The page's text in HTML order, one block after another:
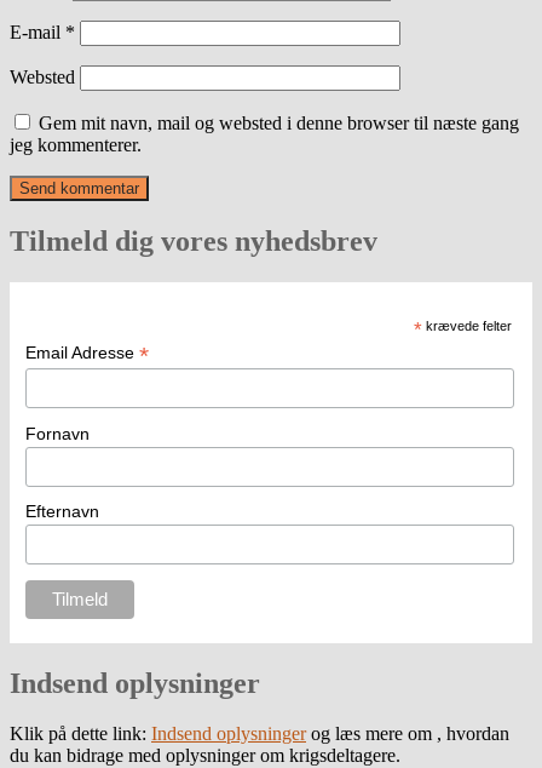
E-mail *
Websted
Gem mit navn, mail og websted i denne browser til næste gang
jeg kommenterer.
Tilmeld dig vores nyhedsbrev
* krævede felter
Email Adresse *
Fornavn
Efternavn
Indsend oplysninger
Klik på dette link: Indsend oplysningerog læs mere om , hvordan
du kan bidrage med oplysninger om krigsdeltagere.